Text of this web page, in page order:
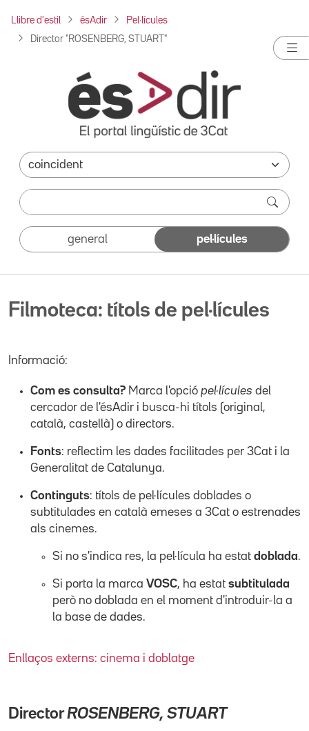
Llibre d'estil ésAdir Pel·lícules
Director "ROSENBERG, STUART"
general pel·lícules
Filmoteca: títols de pel·lícules
Informació:
Com es consulta? Marca l'opció pel·lícules del
cercador de l'ésAdir i busca-hi títols (original,
català, castellà) o directors.
Fonts: reflectim les dades facilitades per 3Cat i la
Generalitat de Catalunya.
Continguts: títols de pel·lícules doblades o
subtitulades en català emeses a 3Cat o estrenades
als cinemes.
Si no s'indica res, la pel·lícula ha estat doblada.
Si porta la marca VOSC, ha estat subtitulada
però no doblada en el moment d'introduir-la a
la base de dades.
Enllaços externs: cinema i doblatge
DirectorROSENBERG, STUART